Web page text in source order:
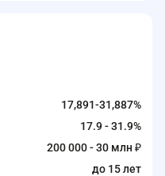
17,891-31,887%
17.9 - 31.9%
200 000 - 30 млн ₽
до 15 лет